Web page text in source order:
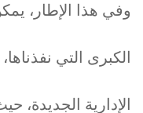
وفي هذا الإطار،
الكبرى التي
الإدارية الجديدة،